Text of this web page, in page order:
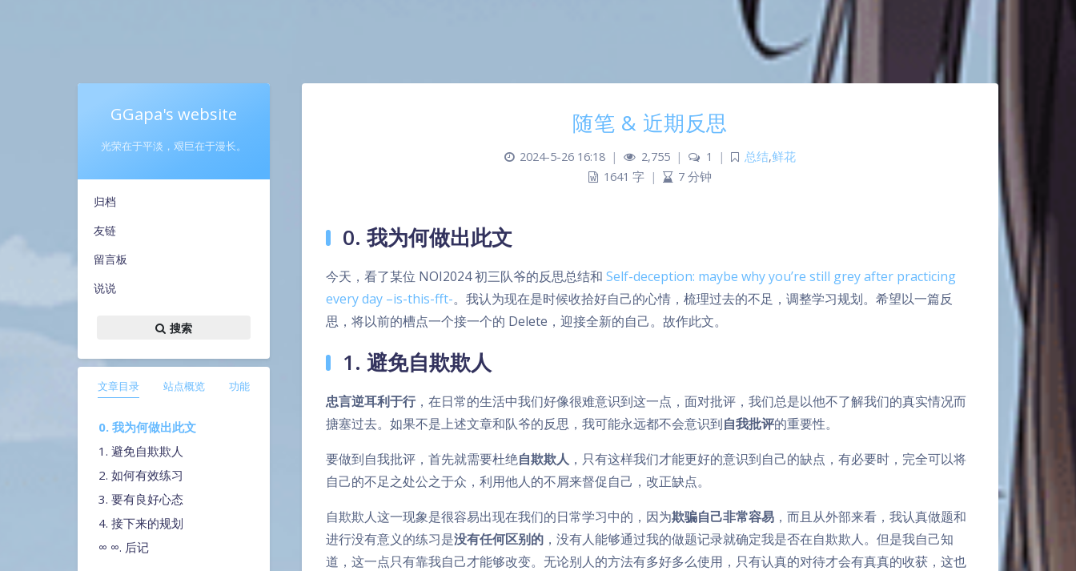
GGapa's website
光荣在于平淡，艰巨在于漫长。
归档
友链
留言板
说说
搜索
文章目录 站点概览 功能
0. 我为何做出此文
1. 避免自欺欺人
2. 如何有效练习
3. 要有良好心态
4. 接下来的规划
∞ ∞. 后记
随笔 & 近期反思
2024-5-26 16:18 | 2,755 | 1 | 总结,鲜花
1641 字 | 7 分钟
0. 我为何做出此文
今天，看了某位 NOI2024 初三队爷的反思总结和 Self-deception: maybe why you’re still grey after practicing
every day –is-this-fft-。我认为现在是时候收拾好自己的心情，梳理过去的不足，调整学习规划。希望以一篇反
思，将以前的槽点一个接一个的 Delete，迎接全新的自己。故作此文。
1. 避免自欺欺人
忠言逆耳利于行，在日常的生活中我们好像很难意识到这一点，面对批评，我们总是以他不了解我们的真实情况而
搪塞过去。如果不是上述文章和队爷的反思，我可能永远都不会意识到自我批评的重要性。
要做到自我批评，首先就需要杜绝自欺欺人 ，只有这样我们才能更好的意识到自己的缺点，有必要时，完全可以将
自己的不足之处公之于众，利用他人的不屑来督促自己，改正缺点。
自欺欺人这一现象是很容易出现在我们的日常学习中的，因为欺骗自己非常容易 ，而且从外部来看，我认真做题和
进行没有意义的练习是没有任何区别的 ，没有人能够通过我的做题记录就确定我是否在自欺欺人。但是我自己知
道，这一点只有靠我自己才能够改变。无论别人的方法有多好多么使用，只有认真的对待才会有真真的收获，这也